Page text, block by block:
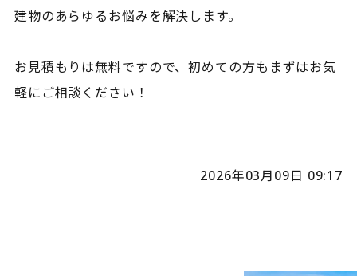
建物のあらゆるお悩みを解決します。
お見積もりは無料ですので、初めての方もまずはお気
軽にご相談ください！
2026年03月09日 09:17